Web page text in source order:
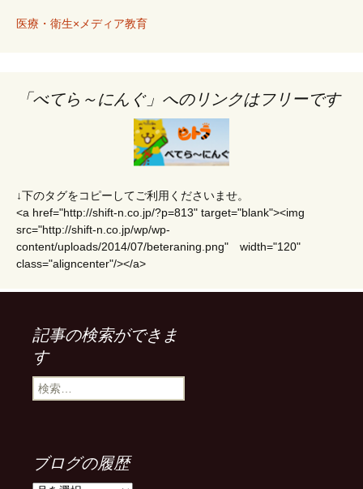
医療・衛生×メディア教育
「べてら～にんぐ」へのリンクはフリーです
↓下のタグをコピーしてご利用くださいませ。
<a href="http://shift-n.co.jp/?p=813" target="blank"><img
src="http://shift-n.co.jp/wp/wp-
content/uploads/2014/07/beteraning.png" width="120"
class="aligncenter"/></a>
記事の検索ができま
す
検
索
ブログの履歴